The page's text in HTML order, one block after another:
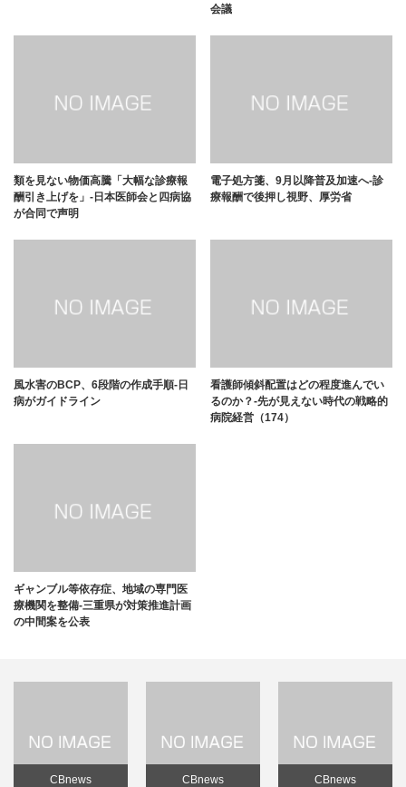
会議
類を見ない物価高騰「大幅な診療報
酬引き上げを」-日本医師会と四病協
が合同で声明
電子処方箋、9月以降普及加速へ-診
療報酬で後押し視野、厚労省
風水害のBCP、6段階の作成手順-日
病がガイドライン
看護師傾斜配置はどの程度進んでい
るのか？-先が見えない時代の戦略的
病院経営（174）
ギャンブル等依存症、地域の専門医
療機関を整備-三重県が対策推進計画
の中間案を公表
CBnews CBnews CBnews